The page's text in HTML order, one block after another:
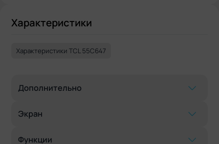
Характеристики
Характеристики TCL 55C647
Дополнительно
Экран
Функции